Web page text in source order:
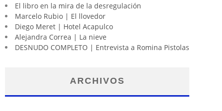
El libro en la mira de la desregulación
Marcelo Rubio | El llovedor
Diego Meret | Hotel Acapulco
Alejandra Correa | La nieve
DESNUDO COMPLETO | Entrevista a Romina Pistolas
ARCHIVOS